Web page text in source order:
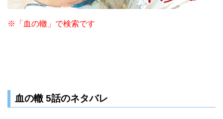
※「血の轍」で検索です
血の轍 5話のネタバレ